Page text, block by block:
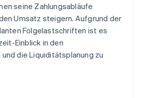
seine Zahlungsabläufe
Umsatz steigern. Aufgrund der
Folgelastschriften ist es
Einblick in den
die Liquiditätsplanung zu